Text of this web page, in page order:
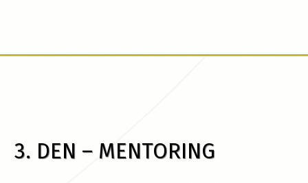
3. DEN – MENTORING